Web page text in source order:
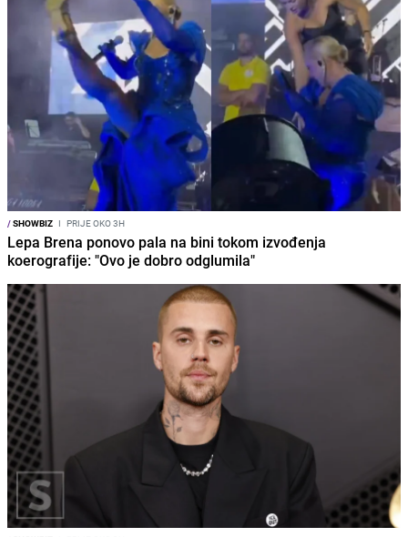
/SHOWBIZ I PRIJE OKO 3H
Lepa Brena ponovo pala na bini tokom izvođenja
koerografije: "Ovo je dobro odglumila"